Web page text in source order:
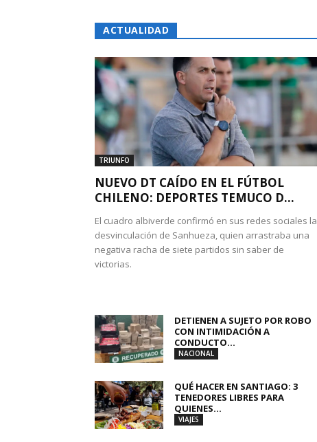
ACTUALIDAD
TRIUNFO
NUEVO DT CAÍDO EN EL FÚTBOL
CHILENO: DEPORTES TEMUCO D...
El cuadro albiverde confirmó en sus redes sociales la
desvinculación de Sanhueza, quien arrastraba una
negativa racha de siete partidos sin saber de
victorias.
DETIENEN A SUJETO POR ROBO
CON INTIMIDACIÓN A
CONDUCTO...
NACIONAL
QUÉ HACER EN SANTIAGO: 3
TENEDORES LIBRES PARA
QUIENES...
VIAJES